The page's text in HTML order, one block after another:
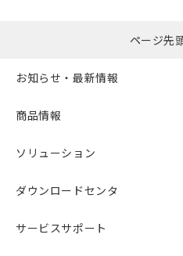
ページ先
お知らせ・最新情報
商品情報
ソリューション
ダウンロードセンタ
サービスサポート